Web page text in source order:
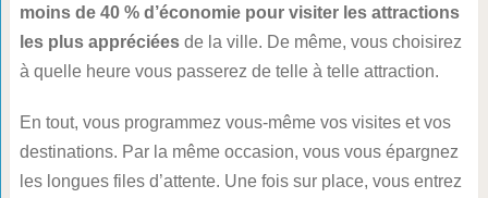
moins de 40 % d’économie pour visiter les attractions
les plus appréciées de la ville. De même, vous choisirez
à quelle heure vous passerez de telle à telle attraction.
En tout, vous programmez vous-même vos visites et vos
destinations. Par la même occasion, vous vous épargnez
les longues files d’attente. Une fois sur place, vous entrez